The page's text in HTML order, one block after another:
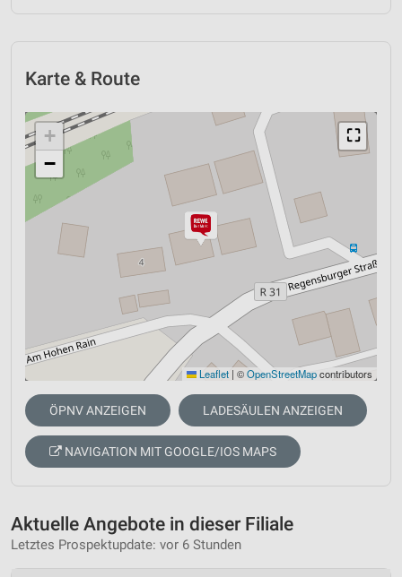
Karte & Route
⛶
+
−
Leaflet | ©OpenStreetMapcontributors
ÖPNV ANZEIGEN LADESÄULEN ANZEIGEN
NAVIGATION MIT GOOGLE/IOS MAPS
Aktuelle Angebote in dieser Filiale
Letztes Prospektupdate: vor 6 Stunden